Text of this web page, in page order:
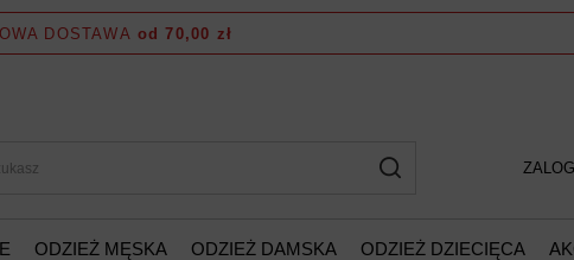
DOSTAWA od 70,00 zł
ODZIEŻ MĘSKA ODZIEŻ DAMSKA ODZIEŻ DZIECIĘCA